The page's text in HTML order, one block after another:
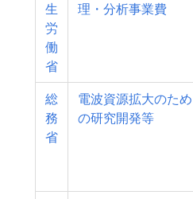
生
労
働
省
理・分析事業費
総
務
省
電波資源拡大のため
の研究開発等